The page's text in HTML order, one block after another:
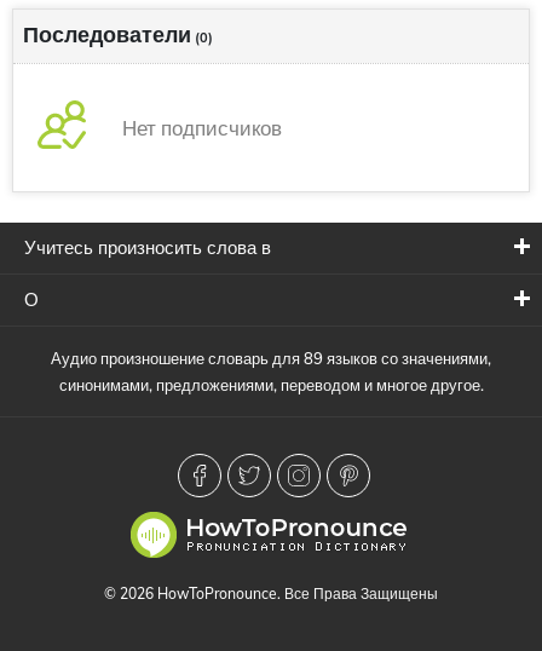
Последователи (0)
Нет подписчиков
Учитесь произносить слова в
О
Аудио произношение словарь для 89 языков со значениями,
синонимами, предложениями, переводом и многое другое.
© 2026 HowToPronounce. Все Права Защищены